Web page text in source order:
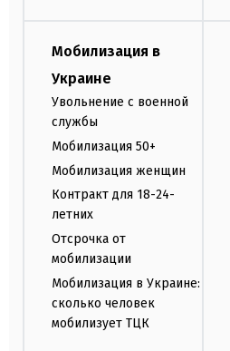
Мобилизация в
Украине
Увольнение с военной
службы
Мобилизация 50+
Мобилизация женщин
Контракт для 18-24-
летних
Отсрочка от
мобилизации
Мобилизация в Украине:
сколько человек
мобилизует ТЦК